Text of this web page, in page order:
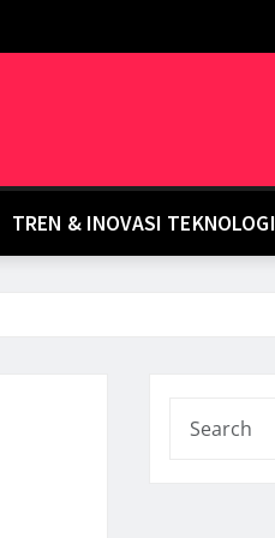
TREN & INOVASI TEKNOLOGI